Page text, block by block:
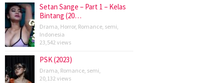
Setan Sange – Part 1 – Kelas
Bintang (20…
Drama, Horror, Romance, semi,
Indonesia
23,542 views
PSK (2023)
Drama, Romance, semi,
20,132 views